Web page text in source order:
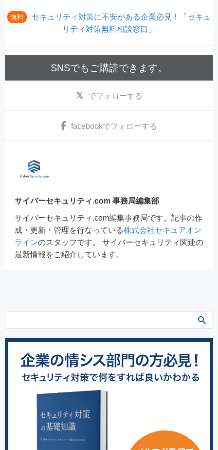
無料
セキュリティ対策に不安がある企業必見！「セキュ
リティ対策無料相談窓口」
SNSでもご購読できます。
でフォローする
facebookでフォローする
サイバーセキュリティ.com 事務局編集部
サイバーセキュリティ.com編集事務局です。記事の作
成・更新・管理を行なっている株式会社セキュアオン
ラインのスタッフです。 サイバーセキュリティ関連の
最新情報をご紹介しています。